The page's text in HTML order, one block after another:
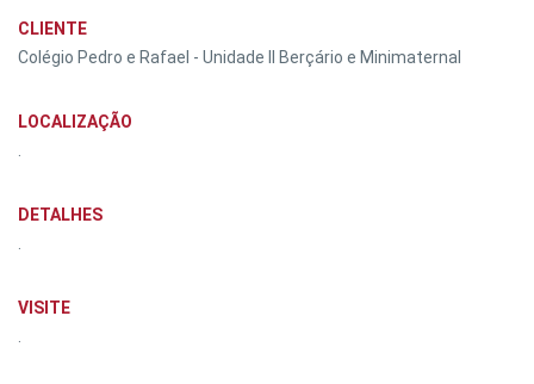
CLIENTE
Colégio Pedro e Rafael - Unidade II Berçário e Minimaternal
LOCALIZAÇÃO
DETALHES
VISITE